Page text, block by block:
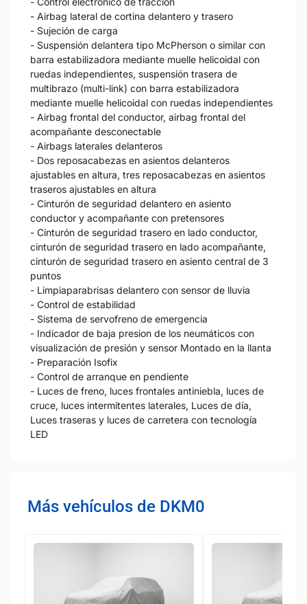
- Airbag lateral de cortina delantero y trasero
- Sujeción de carga
- Suspensión delantera tipo McPherson o similar con
barra estabilizadora mediante muelle helicoidal con
ruedas independientes, suspensión trasera de
multibrazo (multi-link) con barra estabilizadora
mediante muelle helicoidal con ruedas independientes
- Airbag frontal del conductor, airbag frontal del
acompañante desconectable
- Airbags laterales delanteros
- Dos reposacabezas en asientos delanteros
ajustables en altura, tres reposacabezas en asientos
traseros ajustables en altura
- Cinturón de seguridad delantero en asiento
conductor y acompañante con pretensores
- Cinturón de seguridad trasero en lado conductor,
cinturón de seguridad trasero en lado acompañante,
cinturón de seguridad trasero en asiento central de 3
puntos
- Limpiaparabrisas delantero con sensor de lluvia
- Control de estabilidad
- Sistema de servofreno de emergencia
- Indicador de baja presion de los neumáticos con
visualización de presión y sensor Montado en la llanta
- Preparación Isofix
- Control de arranque en pendiente
- Luces de freno, luces frontales antiniebla, luces de
cruce, luces intermitentes laterales, Luces de día,
Luces traseras y luces de carretera con tecnología
LED
Más vehículos de DKM0